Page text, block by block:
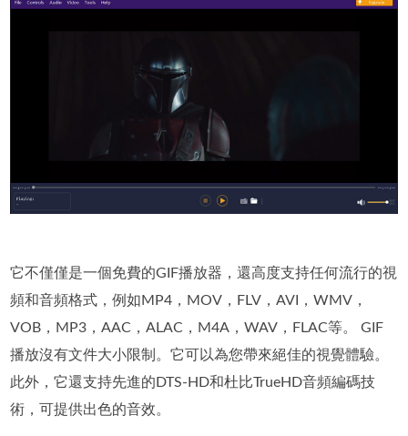
它不僅僅是一個免費的GIF播放器，還高度支持任何流行的視
頻和音頻格式，例如MP4，MOV，FLV，AVI，WMV，
VOB，MP3，AAC，ALAC，M4A，WAV，FLAC等。 GIF
播放沒有文件大小限制。它可以為您帶來絕佳的視覺體驗。
此外，它還支持先進的DTS-HD和杜比TrueHD音頻編碼技
術，可提供出色的音效。